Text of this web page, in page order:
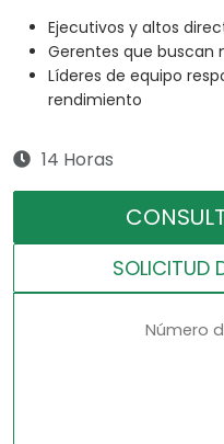
Ejecutivos y altos
Gerentes que buscan
Líderes de equipo
rendimiento
14 Horas
SOLICITUD
Número